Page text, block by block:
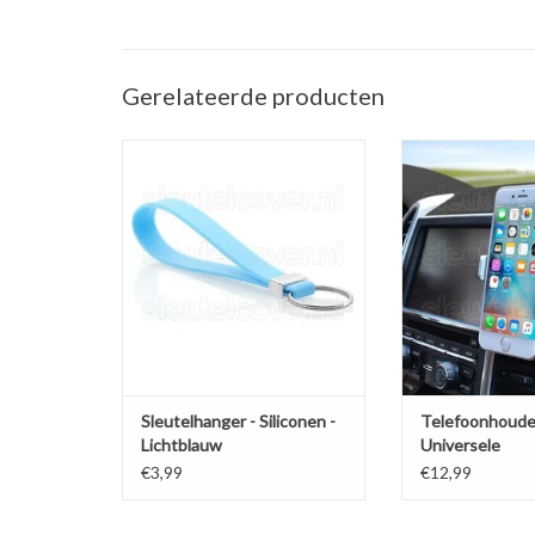
Gerelateerde producten
TOEVOEGEN AAN WINKELWAGEN
Sleutelhanger - Siliconen -
Lichtblauw
€3,99
Telefoonhouder
(Universele
in de
TOEVOEGEN AAN
Universele
ventilatiehouder
€12,99